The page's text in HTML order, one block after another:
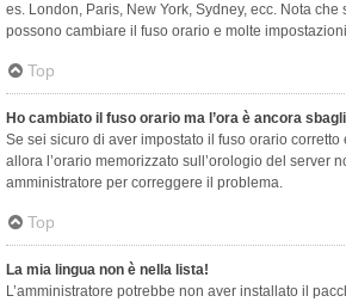
es. London, Paris, New York, Sydney, ecc. Nota che
possono cambiare il fuso orario e molte
Top
Ho cambiato il fuso orario ma l’ora è ancora
Se sei sicuro di aver impostato il fuso orario corretto
allora l’orario memorizzato sull’orologio del server
amministratore per correggere il problema.
Top
La mia lingua non è nella lista!
L’amministratore potrebbe non aver installato il